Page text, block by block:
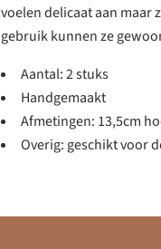
voelen delicaat aan maar
gebruik kunnen ze
Aantal: 2 stuks
Handgemaakt
Afmetingen: 13,5cm
Overig: geschikt voor